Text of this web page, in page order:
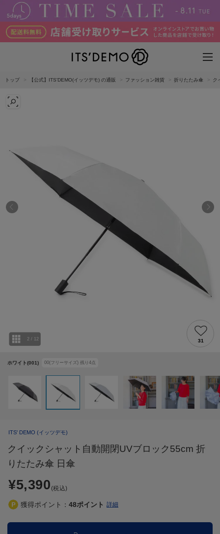
トップ 【公式】ITS'DEMO(イッツデモ) の通販 ファッション雑貨 折りたたみ傘 ク
ホワイト(001) 00(フリーサイズ) 残り 4点
2 / 12 31
ITS' DEMO (イッツデモ)
クイックシャット自動開閉UVブロック55cm 折
りたたみ傘 日傘
¥5,390 (税込)
獲得ポイント： 48ポイント 詳細